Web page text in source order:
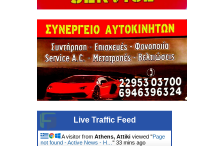
Live Traffic Feed
A visitor from Athens, Attiki viewed "Page
not found - Active News - Η… " 33 mins ago